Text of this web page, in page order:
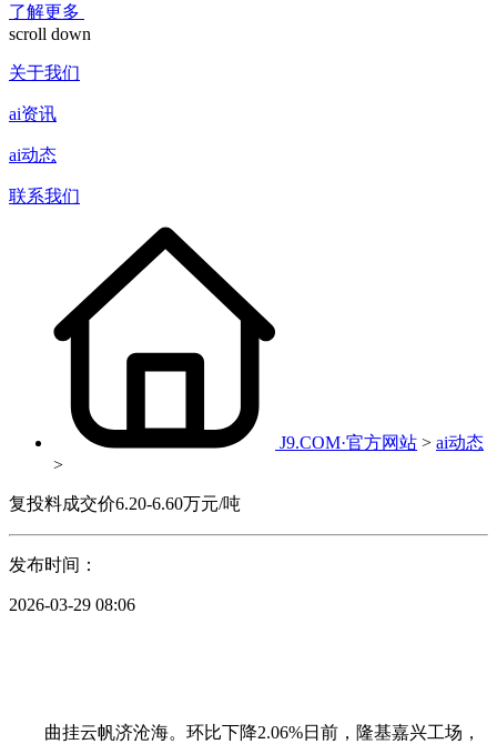
了解更多
scroll down
关于我们
ai资讯
ai动态
联系我们
J9.COM·官方网站 > ai动态
>
复投料成交价6.20-6.60万元/吨
发布时间：
2026-03-29 08:06
曲挂云帆济沧海。环比下降2.06%日前，隆基嘉兴工场，